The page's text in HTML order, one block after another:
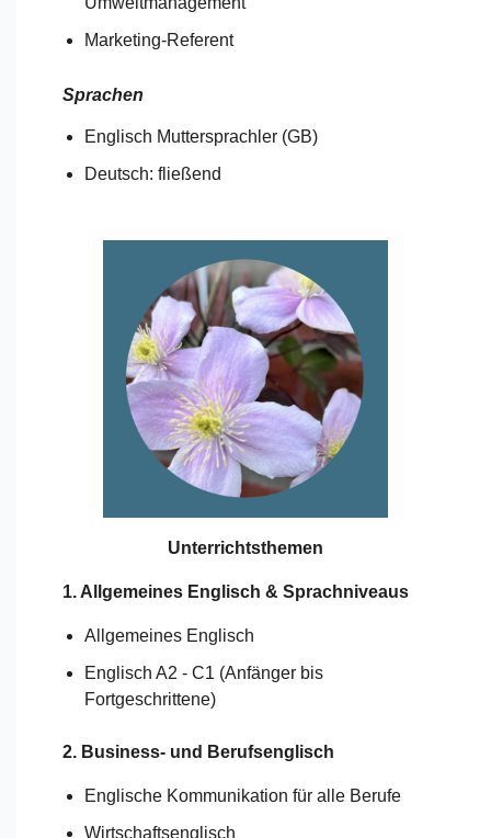
Marketing-Referent
Sprachen
Englisch Muttersprachler (GB)
Deutsch: fließend
Unterrichtsthemen
1. Allgemeines Englisch & Sprachniveaus
Allgemeines Englisch
Englisch A2 - C1 (Anfänger bis
Fortgeschrittene)
2. Business- und Berufsenglisch
Englische Kommunikation für alle Berufe
Wirtschaftsenglisch